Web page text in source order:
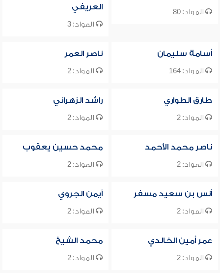
المواد: 80
العريفي
المواد: 3
أسامة سليمان
المواد: 164
ناصر العمر
المواد: 2
طارق الطواري
المواد: 2
راشد الزهراني
المواد: 2
ناصر محمد الأحمد
المواد: 2
محمد حسين يعقوب
المواد: 2
أنس بن سعيد مسفر
المواد: 2
أيمن الجروي
المواد: 2
عمر أمين الخالدي
المواد: 2
محمد الشيخ
المواد: 2